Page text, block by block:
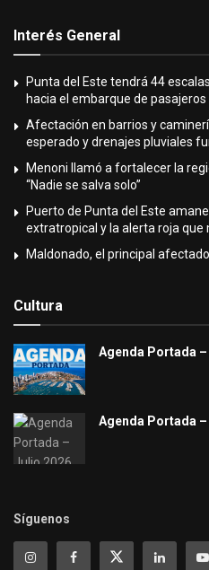
Interés General
Punta del Este tendrá 44
hacia el embarque de pasajeros
Afectación en barrios y
esperado y drenajes pluviales
Menoni llamó a fortalecer la
“Nadie se salva solo”
Puerto de Punta del Este
extratropical y la alerta roja que
Maldonado, el principal
Cultura
Agenda Portada
Agenda Portada
Síguenos